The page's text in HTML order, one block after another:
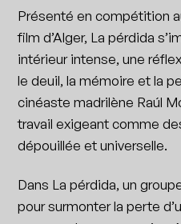
Présenté en compétition
film d’Alger, La pérdida
intérieur intense, une
le deuil, la mémoire et la
cinéaste madrilène Raúl
travail exigeant comme
dépouillée et universelle.
Dans La pérdida, un
pour surmonter la perte